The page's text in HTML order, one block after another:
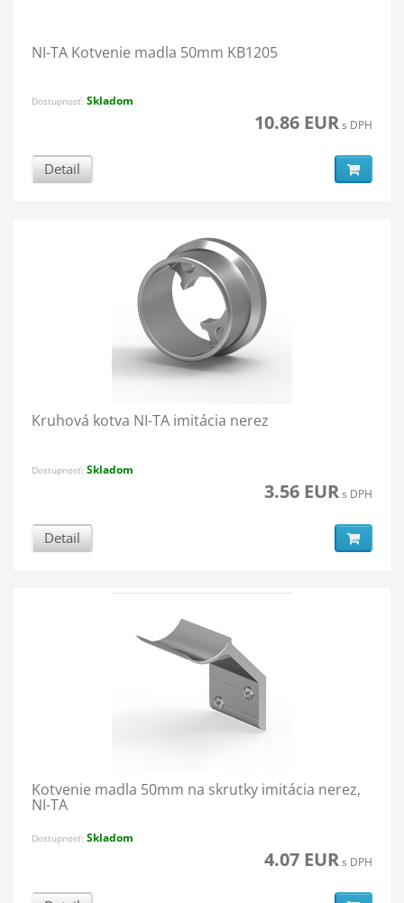
NI-TA Kotvenie madla 50mm KB1205
Dostupnosť: Skladom
10.86 EURs DPH
Detail
Kruhová kotva NI-TA imitácia nerez
Dostupnosť: Skladom
3.56 EURs DPH
Detail
Kotvenie madla 50mm na skrutky imitácia nerez,
NI-TA
Dostupnosť: Skladom
4.07 EURs DPH